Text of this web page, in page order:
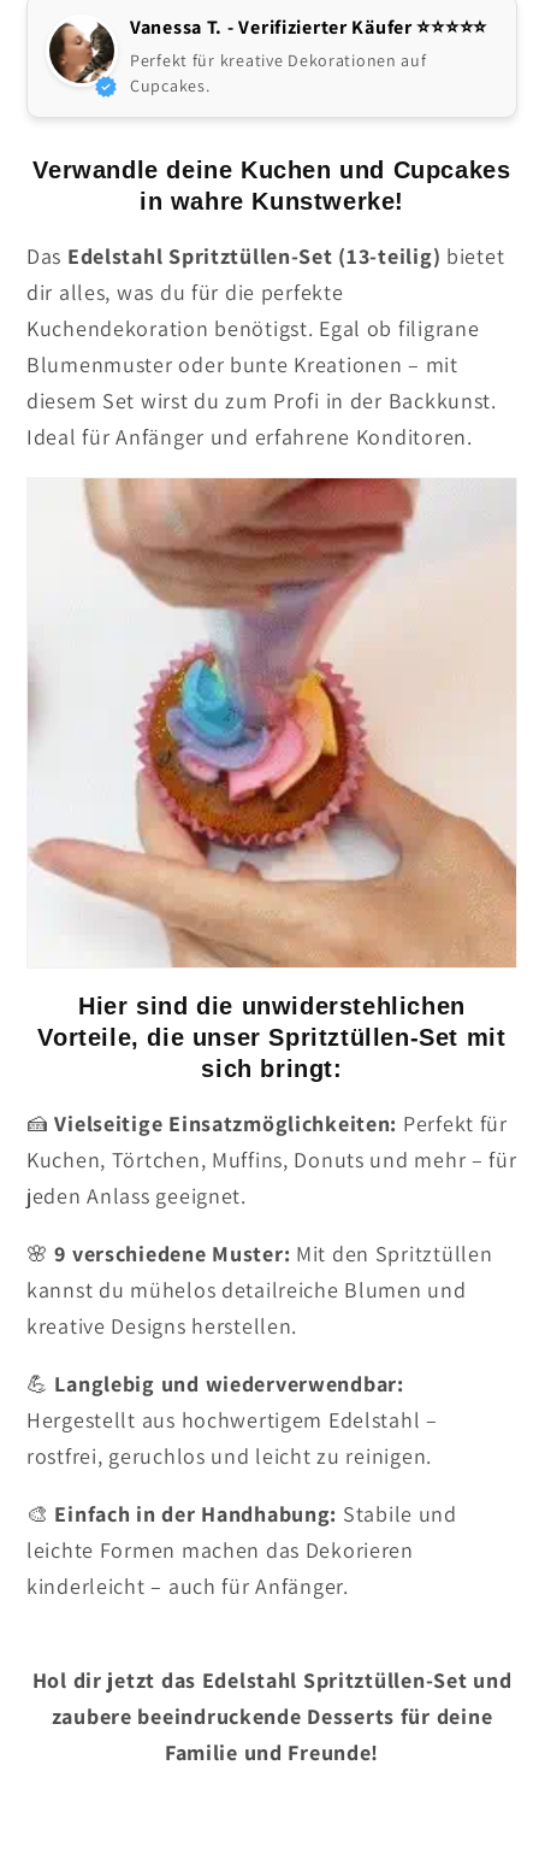
Vanessa T. - Verifizierter Käufer ⭐️⭐️⭐️⭐️⭐
Perfekt für kreative Dekorationen auf
Cupcakes.
Verwandle deine Kuchen und Cupcakes
in wahre Kunstwerke!
Das Edelstahl Spritztüllen-Set (13-teilig) bietet
dir alles, was du für die perfekte
Kuchendekoration benötigst. Egal ob filigrane
Blumenmuster oder bunte Kreationen – mit
diesem Set wirst du zum Profi in der Backkunst.
Ideal für Anfänger und erfahrene Konditoren.
Hier sind die unwiderstehlichen
Vorteile, die unser Spritztüllen-Set mit
sich bringt:
🍰Vielseitige Einsatzmöglichkeiten: Perfekt für
Kuchen, Törtchen, Muffins, Donuts und mehr – für
jeden Anlass geeignet.
🌸9 verschiedene Muster: Mit den Spritztüllen
kannst du mühelos detailreiche Blumen und
kreative Designs herstellen.
💪 Langlebig und wiederverwendbar:
Hergestellt aus hochwertigem Edelstahl –
rostfrei, geruchlos und leicht zu reinigen.
🎨 Einfach in der Handhabung: Stabile und
leichte Formen machen das Dekorieren
kinderleicht – auch für Anfänger.
Hol dir jetzt das Edelstahl Spritztüllen-Set und
zaubere beeindruckende Desserts für deine
Familie und Freunde!